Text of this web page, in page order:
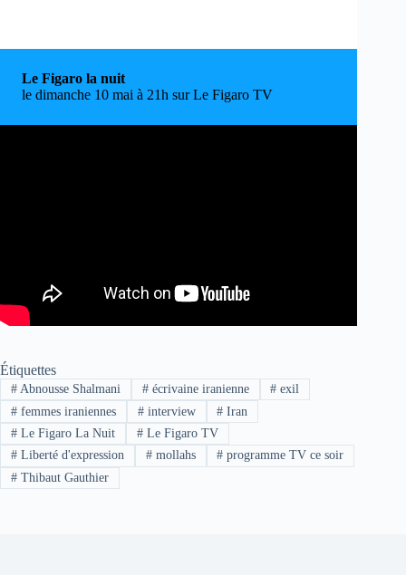
Le Figaro la nuit
le dimanche 10 mai à 21h sur Le Figaro TV
Étiquettes
#Abnousse Shalmani #écrivaine iranienne # exil
#femmes iraniennes #interview # Iran
#Le Figaro La Nuit #Le Figaro TV
#Liberté d'expression #mollahs # programme TV ce soir
#Thibaut Gauthier